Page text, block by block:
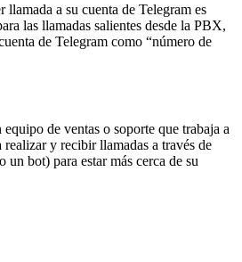
a su cuenta de Telegram es
las llamadas salientes desde la PBX,
de Telegram como “número de
equipo de ventas o soporte que trabaja a
y recibir llamadas a través de
un bot) para estar más cerca de su